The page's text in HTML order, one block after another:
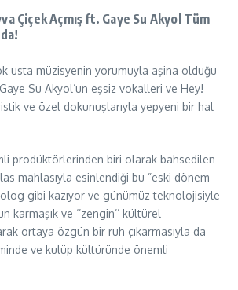
Çiçek Açmış ft. Gaye Su Akyol Tüm
usta müzisyenin yorumuyla aşina olduğu
Gaye Su Akyol’un eşsiz vokalleri ve Hey!
ve özel dokunuşlarıyla yepyeni bir hal
prodüktörlerinden biri olarak bahsedilen
mahlasıyla esinlendiği bu ”eski dönem
gibi kazıyor ve günümüz teknolojisiyle
karmaşık ve ‘’zengin’’ kültürel
ortaya özgün bir ruh çıkarmasıyla da
ve kulüp kültüründe önemli